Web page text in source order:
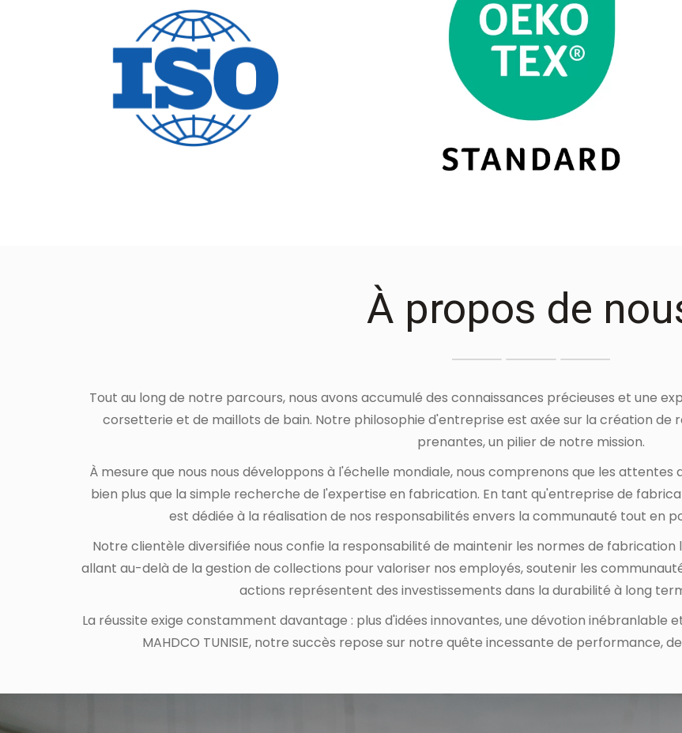
À propos de
Tout au long de notre parcours, nous avons accumulé des connaissances précieuses et une
corsetterie et de maillots de bain. Notre philosophie d'entreprise est axée sur la création
prenantes, un pilier de notre mission.
À mesure que nous nous développons à l'échelle mondiale, nous comprenons que les
bien plus que la simple recherche de l'expertise en fabrication. En tant qu'entreprise de
est dédiée à la réalisation de nos responsabilités envers la communauté tout en
Notre clientèle diversifiée nous confie la responsabilité de maintenir les normes de
allant au-delà de la gestion de collections pour valoriser nos employés, soutenir les
actions représentent des investissements dans la durabilité à long
La réussite exige constamment davantage : plus d'idées innovantes, une dévotion inébranlable
MAHDCO TUNISIE, notre succès repose sur notre quête incessante de performance,